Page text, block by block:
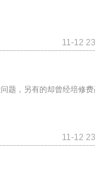
11-12
题，另有的却曾经培修费
11-12